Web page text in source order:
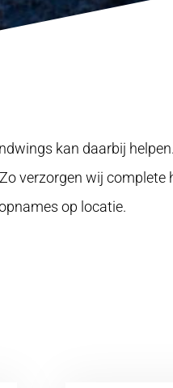
kan daarbij
verzorgen wij complete
op locatie.